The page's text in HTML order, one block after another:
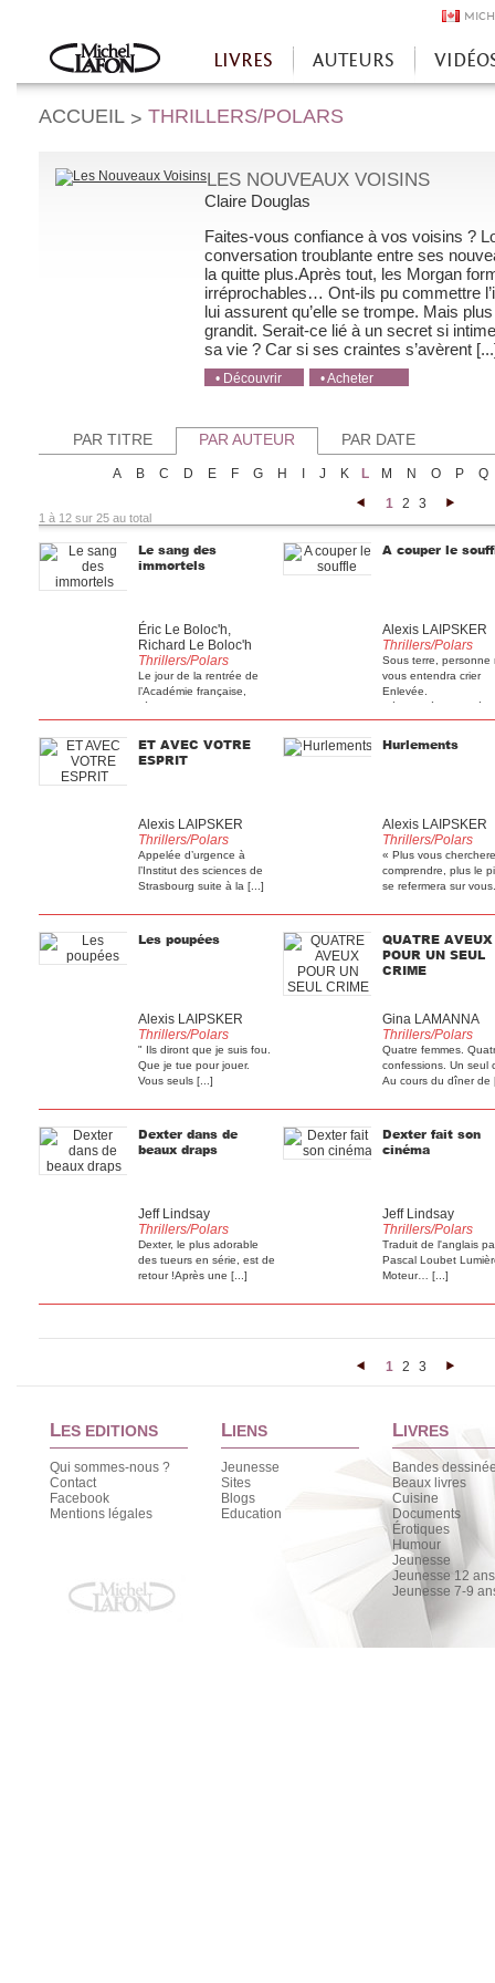
Accueil
LIVRES AUTEURS
ACCUEIL > THRILLERS/POLARS
LES NOUVEAUX VOISINS
Claire Douglas
Faites-vous confiance à vos voisins ?
conversation troublante entre ses
la quitte plus.Après tout, les Morgan
irréprochables… Ont-ils pu commettre
lui assurent qu’elle se trompe. Mais
grandit. Serait-ce lié à un secret si
sa vie ? Car si ses craintes s’avèrent
• Découvrir
• Acheter
• Acheter
PAR TITRE PAR AUTEUR PAR DATE
A B C D E F G H J K L M N O P Q
1 2 3
1 à 12 sur 25 au total
Le sang des
immortels
Éric Le Boloc'h,
Richard Le Boloc'h
Thrillers/Polars
Le jour de la rentrée de
l’Académie française,
l’écrivain François [...]
A couper le
Alexis LAIPSKER
Thrillers/Polars
Sous terre, personne
vous entendra crier
Enlevée.
Séquestrée.Enterrée
ET AVEC VOTRE
ESPRIT
Alexis LAIPSKER
Thrillers/Polars
Appelée d’urgence à
l’Institut des sciences de
Strasbourg suite à la [...]
Hurlements
Alexis LAIPSKER
Thrillers/Polars
« Plus vous
comprendre, plus le
se refermera sur
Les poupées
Alexis LAIPSKER
Thrillers/Polars
" Ils diront que je suis fou.
Que je tue pour jouer.
Vous seuls [...]
QUATRE AVEUX
POUR UN SEUL
CRIME
Gina LAMANNA
Thrillers/Polars
Quatre femmes.
confessions. Un seul
Au cours du dîner de
Dexter dans de
beaux draps
Jeff Lindsay
Thrillers/Polars
Dexter, le plus adorable
des tueurs en série, est de
retour !Après une [...]
Dexter fait son
cinéma
Jeff Lindsay
Thrillers/Polars
Traduit de l'anglais
Pascal Loubet
Moteur… [...]
1 2 3
LES EDITIONS
Qui sommes-nous ?
Contact
Facebook
Mentions légales
LIENS
Jeunesse
Sites
Blogs
Education
LIVRES
Bandes
Beaux livres
Cuisine
Documents
Érotiques
Humour
Jeunesse
Jeunesse 12
Jeunesse 7-9